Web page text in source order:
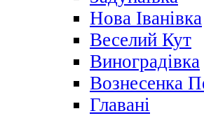
Нова Іванівка
Веселий Кут
Виноградівка
Вознесенка
Главані